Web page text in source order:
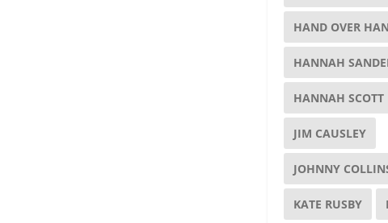
HAND OVER
HANNAH
HANNAH SCOTT
JIM CAUSLEY
JOHNNY
KATE RUSBY